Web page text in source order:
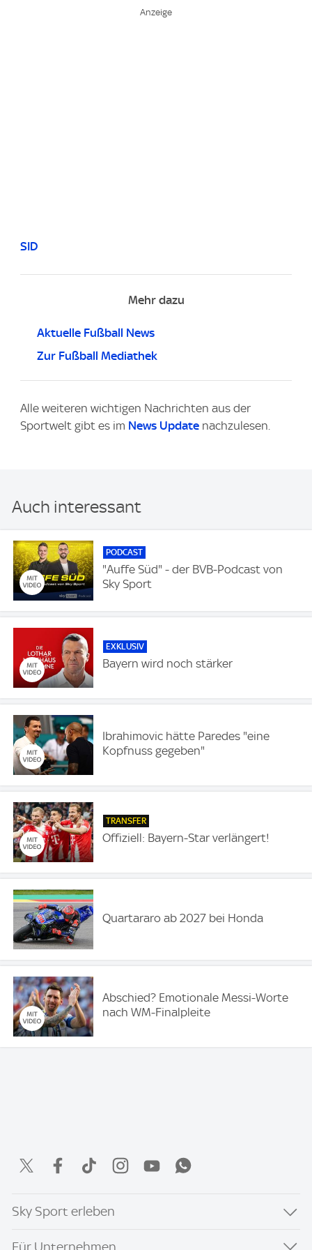
SID
Mehr dazu
Aktuelle Fußball News
Zur Fußball Mediathek
Alle weiteren wichtigen Nachrichten aus der
Sportwelt gibt es im News Update nachzulesen.
Auch interessant
PODCAST
"Auffe Süd" - der BVB-Podcast von
Sky Sport
EXKLUSIV
Bayern wird noch stärker
Ibrahimovic hätte Paredes "eine
Kopfnuss gegeben"
TRANSFER
Offiziell: Bayern-Star verlängert!
Quartararo ab 2027 bei Honda
Abschied? Emotionale Messi-Worte
nach WM-Finalpleite
Sky Sport erleben